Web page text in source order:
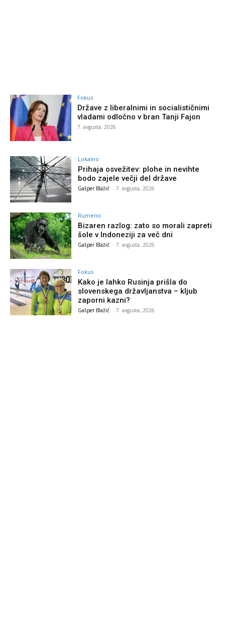
Fokus
Države z liberalnimi in socialističnimi
vladami odločno v bran Tanji Fajon
7. avgusta, 2026
Lokalno
Prihaja osvežitev: plohe in nevihte
bodo zajele večji del države
Gašper Blažič - 7. avgusta, 2026
Rumeno
Bizaren razlog: zato so morali zapreti
šole v Indoneziji za več dni
Gašper Blažič - 7. avgusta, 2026
Fokus
Kako je lahko Rusinja prišla do
slovenskega državljanstva – kljub
zaporni kazni?
Gašper Blažič - 7. avgusta, 2026